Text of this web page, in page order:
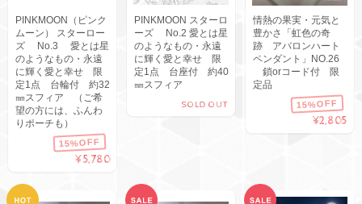
PINKMOON（ピンク
ムーン） スターロー
ズ No.3 愛とは星
のようなもの・永遠
に輝く愛と幸せ 限
定1点 台輪付 約32
㎜スフィア （ご希
望の方には、ふんわ
りポーチも）
15%OFF
¥5,780
PINKMOON スターロ
ーズ No.2 愛とは星
のようなもの・永遠
に輝く愛と幸せ 限
定1点 台座付 約40
㎜スフィア
SOLD OUT
情熱の果実・元気と
豊かさ「虹色の奇
跡 アバロンハート
ペンダント」NO.26
鎖orコード付 限
定品
15%OFF
¥2,805